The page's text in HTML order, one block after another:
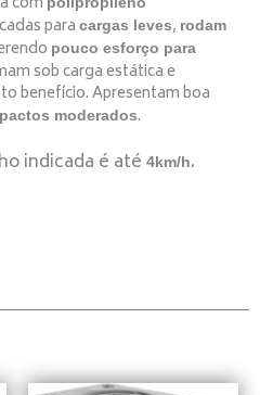
para cargas leves, rodam
pouco esforço para
sob carga estática e
benefício. Apresentam boa
moderados.
indicada é até 4km/h.